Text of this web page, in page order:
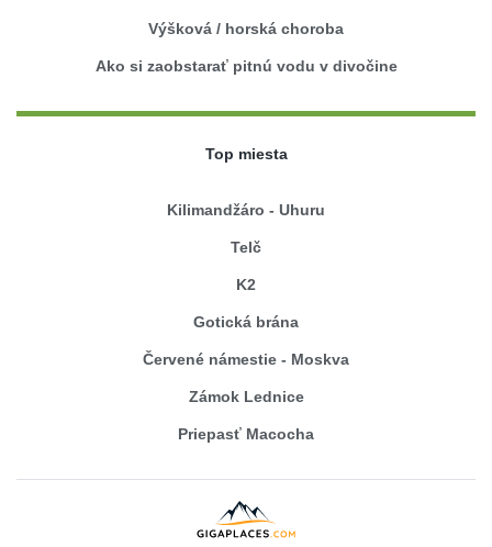
Výšková / horská choroba
Ako si zaobstarať pitnú vodu v divočine
Top miesta
Kilimandžáro - Uhuru
Telč
K2
Gotická brána
Červené námestie - Moskva
Zámok Lednice
Priepasť Macocha